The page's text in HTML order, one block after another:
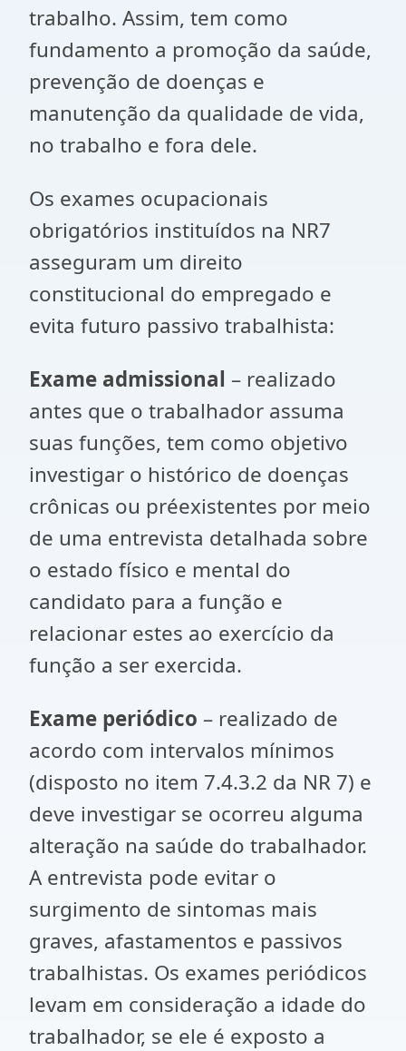
trabalho. Assim, tem como
fundamento a promoção da saúde,
prevenção de doenças e
manutenção da qualidade de vida,
no trabalho e fora dele.
Os exames ocupacionais
obrigatórios instituídos na NR7
asseguram um direito
constitucional do empregado e
evita futuro passivo trabalhista:
Exame admissional – realizado
antes que o trabalhador assuma
suas funções, tem como objetivo
investigar o histórico de doenças
crônicas ou préexistentes por meio
de uma entrevista detalhada sobre
o estado físico e mental do
candidato para a função e
relacionar estes ao exercício da
função a ser exercida.
Exame periódico – realizado de
acordo com intervalos mínimos
(disposto no item 7.4.3.2 da NR 7) e
deve investigar se ocorreu alguma
alteração na saúde do trabalhador.
A entrevista pode evitar o
surgimento de sintomas mais
graves, afastamentos e passivos
trabalhistas. Os exames periódicos
levam em consideração a idade do
trabalhador, se ele é exposto a